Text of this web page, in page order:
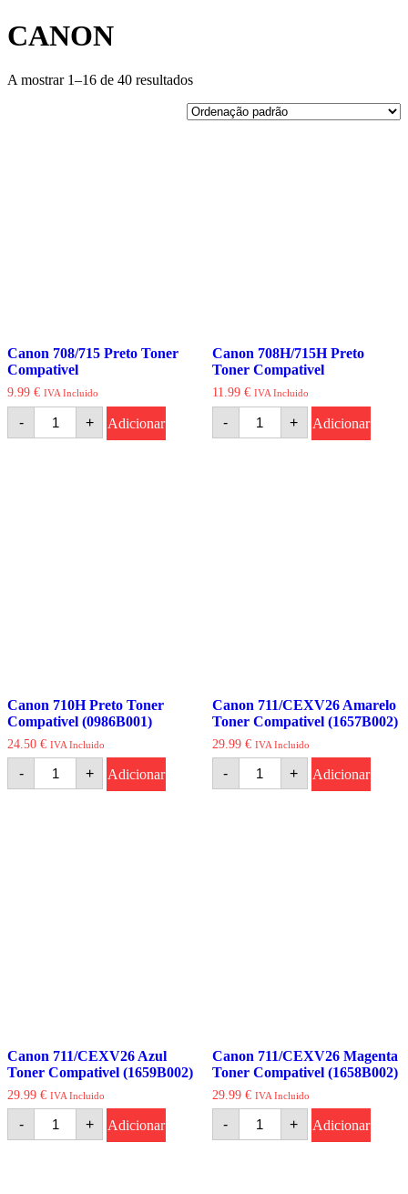
CANON
A mostrar 1–16 de 40 resultados
Canon 708/715 Preto Toner
Compativel
9.99 € IVA Incluido
-
Quantidade
Canon
+ Adicionar
Canon 708H/715H Preto
Toner Compativel
11.99 € IVA Incluido
-
Quantidade
Canon
+ Adicionar
Canon 710H Preto Toner
Compativel (0986B001)
24.50 € IVA Incluido
-
Quantidade
Canon
+ Adicionar
Canon 711/CEXV26 Amarelo
Toner Compativel (1657B002)
29.99 € IVA Incluido
-
Quantidade
Canon
+ Adicionar
Canon 711/CEXV26 Azul
Toner Compativel (1659B002)
29.99 € IVA Incluido
-
Canon
+ Adicionar
Canon 711/CEXV26 Magenta
Toner Compativel (1658B002)
29.99 € IVA Incluido
-
Canon
+ Adicionar